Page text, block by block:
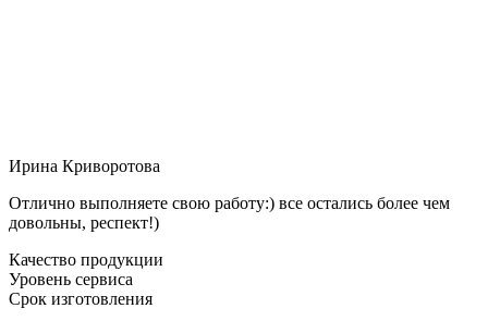
Ирина Криворотова
Отлично выполняете свою работу:) все остались более чем
довольны, респект!)
Качество продукции
Уровень сервиса
Срок изготовления